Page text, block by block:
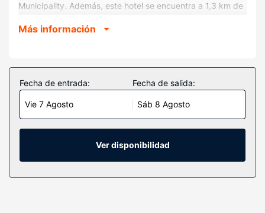
Municipality. Además, este hotel se encuentra a 1,3 km de
Habitaciones
habitaciones con aire acondicionado. Entre las
comodidades, se incluyen hervidor eléctrico, además de
un servicio de limpieza disponible todos los días.
Servicios hotel
Tienes jardín donde sentarte a contemplar el paisaje.
En Kuruman Hotel tienes un restaurante a tu disposición
para comer algo. Apaga la sed con tu bebida favorita en el
Más información
Fecha de entrada:
Vie 7 Agosto
Fecha de salida:
Sáb 8 Agosto
Ver disponibilidad